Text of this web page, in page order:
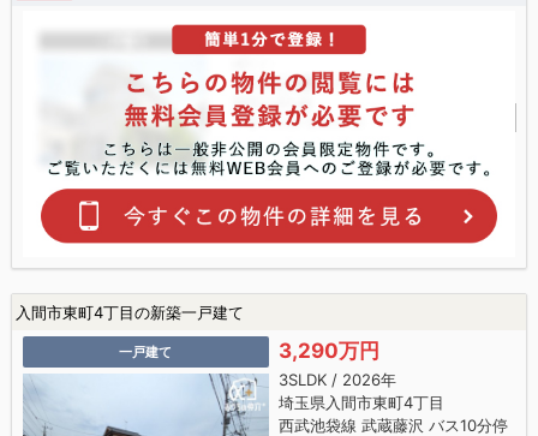
入間市東町4丁目の新築一戸建て
一戸建て 3,290万円
3SLDK / 2026年
埼玉県入間市東町4丁目
西武池袋線 武蔵藤沢 バス10分停